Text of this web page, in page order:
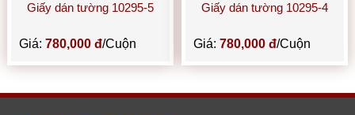
Giấy dán tường 10295-5
Giá:780,000 đ/Cuộn
Giấy dán tường 10295-4
Giá: 780,000 đ/Cuộn